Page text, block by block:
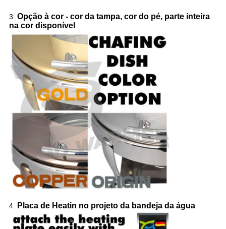
3. Opção à cor - cor da tampa, cor do pé, parte inteira
na cor disponível
4. Placa de Heatin no projeto da bandeja da água